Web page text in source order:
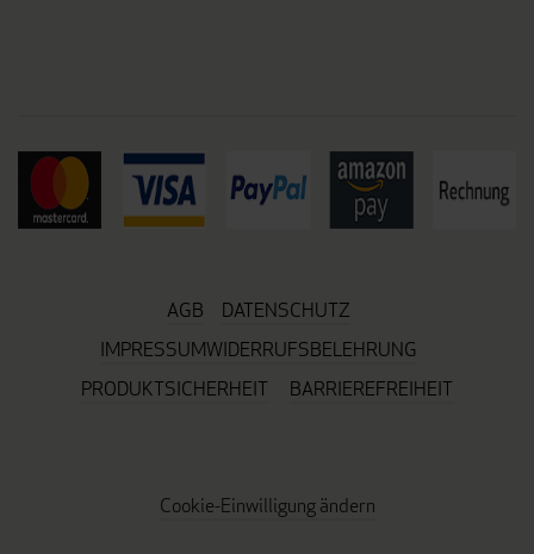
AGB
DATENSCHUTZ
IMPRESSUMWIDERRUFSBELEHRUNG
PRODUKTSICHERHEIT
BARRIEREFREIHEIT
Cookie-Einwilligung ändern